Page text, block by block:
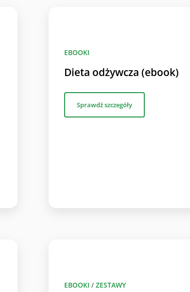
EBOOKI
Dieta odżywcza (ebook)
Sprawdź szczegóły
EBOOKI / ZESTAWY